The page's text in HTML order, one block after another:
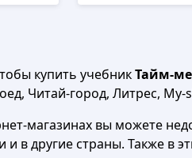
купить учебникТайм-
Читай-город, Литрес,
магазинах вы можете
и в другие страны. Также в